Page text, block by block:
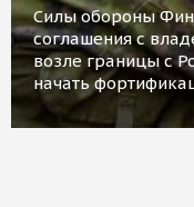
Силы обороны
соглашения с
возле границы с
начать